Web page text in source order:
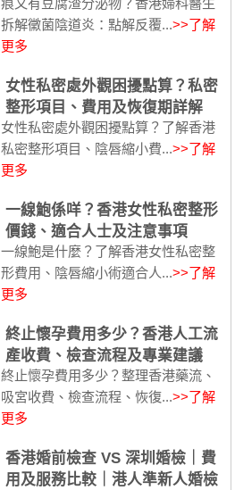
痕又有豆腐渣分泌物？香港婦科醫生
拆解黴菌陰道炎：點解反覆...>>了解
更多
女性私密處外觀困擾點算？私密
整形項目、費用及恢復期詳解
女性私密處外觀困擾點算？了解香港
私密整形項目、陰唇縮小費...>>了解
更多
一線鮑係咩？香港女性私密整形
價錢、適合人士及注意事項
一線鮑是什麼？了解香港女性私密整
形費用、陰唇縮小術適合人...>>了解
更多
終止懷孕費用多少？香港人工流
產收費、檢查流程及專業建議
終止懷孕費用多少？整理香港藥流、
吸宮收費、檢查流程、恢復...>>了解
更多
香港婚前檢查 VS 深圳婚檢｜費
用及服務比較｜港人準新人婚檢